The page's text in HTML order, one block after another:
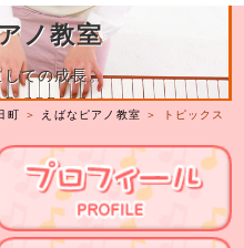
ノ教室
ての成長。
町 ＞ えばなピアノ教室 ＞ トピックス